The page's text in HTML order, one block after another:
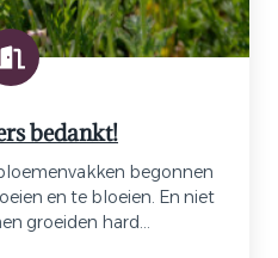
bedankt!
begonnen
en te bloeien. En niet
groeiden hard...